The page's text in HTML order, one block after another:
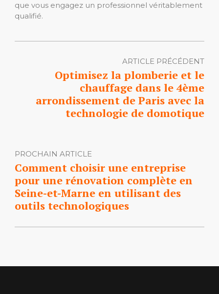
que vous engagez un professionnel véritablement
qualifié.
ARTICLE PRÉCÉDENT
Optimisez la plomberie et le
chauffage dans le 4ème
arrondissement de Paris avec la
technologie de domotique
PROCHAIN ARTICLE
Comment choisir une entreprise
pour une rénovation complète en
Seine-et-Marne en utilisant des
outils technologiques